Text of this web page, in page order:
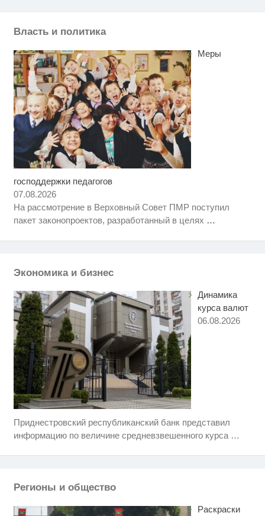
Власть и политика
Меры
господдержки педагогов
07.08.2026
На рассмотрение в Верховный Совет ПМР поступил
пакет законопроектов, разработанный в целях …
Экономика и бизнес
Динамика
курса валют
06.08.2026
Приднестровский республиканский банк представил
информацию по величине средневзвешенного курса …
Регионы и общество
Раскраски
Королева вагона отожгла! Видео
Ролик из Омска: вы будете
смеяться долго
i
Ролик длится несколько секунд,
Ролик длится пару секунд, но
Канадская гимнастка Беззубенко
разочаровала Москва